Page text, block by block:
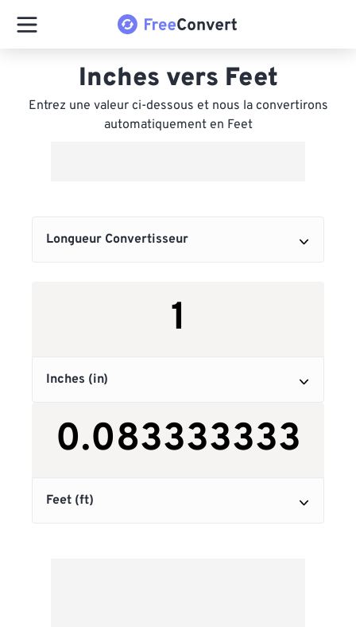
Inches vers Feet
Entrez une valeur ci-dessous et nous la convertirons
automatiquement en Feet